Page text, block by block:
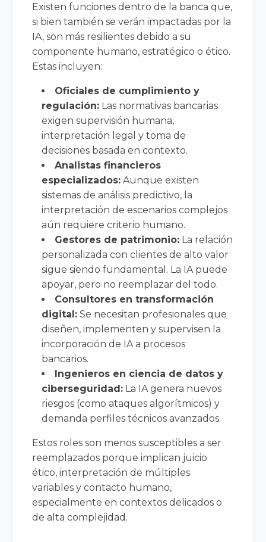
Existen funciones dentro de la banca que,
si bien también se verán impactadas por la
IA, son más resilientes debido a su
componente humano, estratégico o ético.
Estas incluyen:
Oficiales de cumplimiento y
regulación: Las normativas bancarias
exigen supervisión humana,
interpretación legal y toma de
decisiones basada en contexto.
Analistas financieros
especializados: Aunque existen
sistemas de análisis predictivo, la
interpretación de escenarios complejos
aún requiere criterio humano.
Gestores de patrimonio: La relación
personalizada con clientes de alto valor
sigue siendo fundamental. La IA puede
apoyar, pero no reemplazar del todo.
Consultores en transformación
digital: Se necesitan profesionales que
diseñen, implementen y supervisen la
incorporación de IA a procesos
bancarios.
Ingenieros en ciencia de datos y
ciberseguridad: La IA genera nuevos
riesgos (como ataques algorítmicos) y
demanda perfiles técnicos avanzados.
Estos roles son menos susceptibles a ser
reemplazados porque implican juicio
ético, interpretación de múltiples
variables y contacto humano,
especialmente en contextos delicados o
de alta complejidad.